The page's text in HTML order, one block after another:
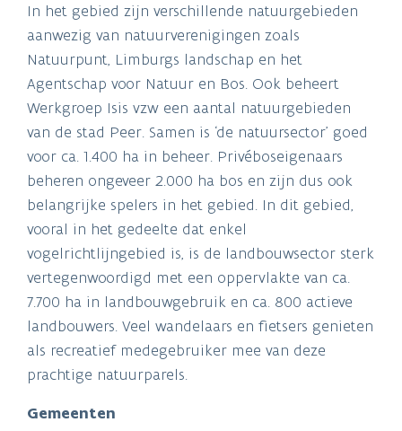
In het gebied zijn verschillende natuurgebieden
aanwezig van natuurverenigingen zoals
Natuurpunt, Limburgs landschap en het
Agentschap voor Natuur en Bos. Ook beheert
Werkgroep Isis vzw een aantal natuurgebieden
van de stad Peer. Samen is ‘de natuursector’ goed
voor ca. 1.400 ha in beheer. Privéboseigenaars
beheren ongeveer 2.000 ha bos en zijn dus ook
belangrijke spelers in het gebied. In dit gebied,
vooral in het gedeelte dat enkel
vogelrichtlijngebied is, is de landbouwsector sterk
vertegenwoordigd met een oppervlakte van ca.
7.700 ha in landbouwgebruik en ca. 800 actieve
landbouwers. Veel wandelaars en fietsers genieten
als recreatief medegebruiker mee van deze
prachtige natuurparels.
Gemeenten